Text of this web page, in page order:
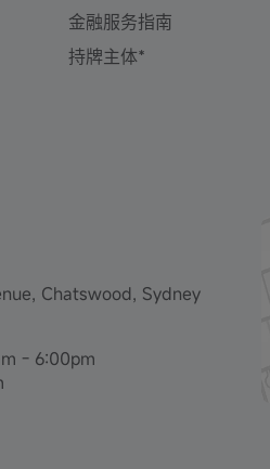
金融服务指南
持牌主体*
Chatswood, Sydney
- 6:00pm